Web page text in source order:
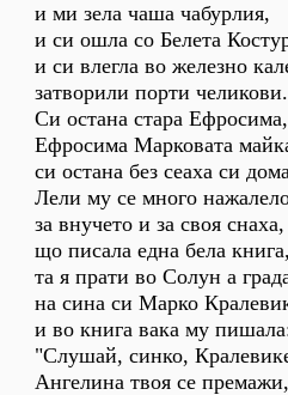
и ми зела чаша чабурлия,
и си ошла со Белета
и си влегла во железно
затворили порти челикови.
Си остана стара Ефросима,
Ефросима Марковата
си остана без сеаха си
Лели му се много
за внучето и за своя снаха,
що писала една бела
та я прати во Солун а
на сина си Марко
и во книга вака му
"Слушай, синко,
Ангелина твоя се премажи,